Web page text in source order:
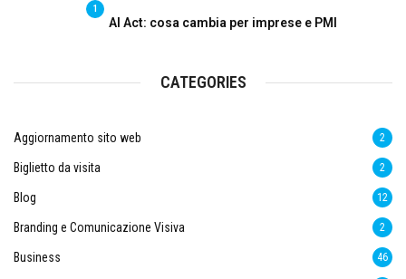
1
AI Act: cosa cambia per imprese e PMI
CATEGORIES
Aggiornamento sito web 2
Biglietto da visita 2
Blog 12
Branding e Comunicazione Visiva 2
Business 46